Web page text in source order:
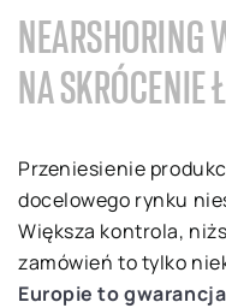
NEARSHORING
NA SKRÓCENIE
Przeniesienie
docelowego rynku
Większa kontrola,
zamówień to tylko
Europie to